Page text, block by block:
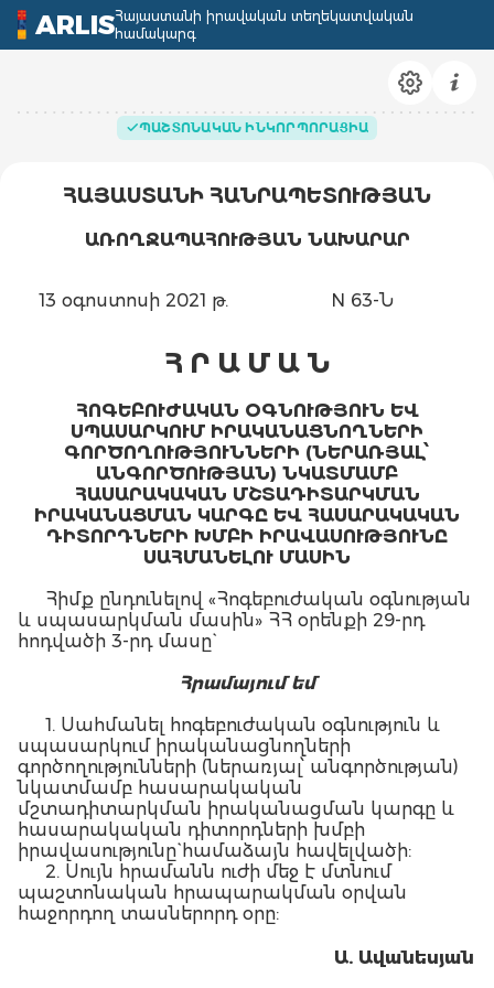
ARLISՀայաստանի իրավական տեղեկատվական
համակարգ
ՊԱՇՏՈՆԱԿԱՆ ԻՆԿՈՐՊՈՐԱՑԻԱ
ՀԱՅԱՍՏԱՆԻ ՀԱՆՐԱՊԵՏՈՒԹՅԱՆ
ԱՌՈՂՋԱՊԱՀՈՒԹՅԱՆ ՆԱԽԱՐԱՐ
13 օգոստոսի 2021 թ. N 63-Ն
Հ Ր Ա Մ Ա Ն
ՀՈԳԵԲՈՒԺԱԿԱՆ ՕԳՆՈՒԹՅՈՒՆ ԵՎ
ՍՊԱՍԱՐԿՈՒՄ ԻՐԱԿԱՆԱՑՆՈՂՆԵՐԻ
ԳՈՐԾՈՂՈՒԹՅՈՒՆՆԵՐԻ (ՆԵՐԱՌՅԱԼ՝
ԱՆԳՈՐԾՈՒԹՅԱՆ) ՆԿԱՏՄԱՄԲ
ՀԱՍԱՐԱԿԱԿԱՆ ՄՇՏԱԴԻՏԱՐԿՄԱՆ
ԻՐԱԿԱՆԱՑՄԱՆ ԿԱՐԳԸ ԵՎ ՀԱՍԱՐԱԿԱԿԱՆ
ԴԻՏՈՐԴՆԵՐԻ ԽՄԲԻ ԻՐԱՎԱՍՈՒԹՅՈՒՆԸ
ՍԱՀՄԱՆԵԼՈՒ ՄԱՍԻՆ
Հիմք ընդունելով «Հոգեբուժական օգնության
և սպասարկման մասին» ՀՀ օրենքի 29-րդ
հոդվածի 3-րդ մասը`
Հրամայում եմ
1. Սահմանել հոգեբուժական օգնություն և
սպասարկում իրականացնողների
գործողությունների (ներառյալ՝ անգործության)
նկատմամբ հասարակական
մշտադիտարկման իրականացման կարգը և
հասարակական դիտորդների խմբի
իրավասությունը` համաձայն հավելվածի:
2. Սույն հրամանն ուժի մեջ է մտնում
պաշտոնական հրապարակման օրվան
հաջորդող տասներորդ օրը:
Ա. Ավանեսյան